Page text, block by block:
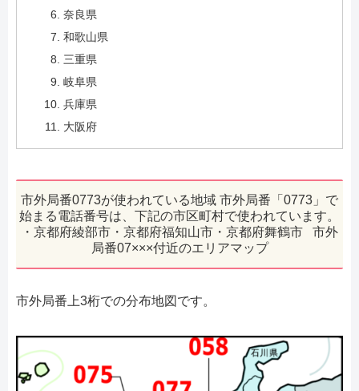
奈良県
和歌山県
三重県
岐阜県
兵庫県
大阪府
市外局番0773が使われている地域 市外局番「0773」で
始まる電話番号は、下記の市区町村で使われています。
・京都府綾部市・京都府福知山市・京都府舞鶴市 市外
局番07×××付近のエリアマップ
市外局番上3桁での分布地図です。